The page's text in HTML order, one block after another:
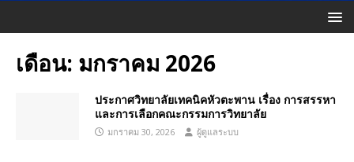
เดือน: มกราคม 2026
ประกาศวิทยาลัยเทคนิคหัวตะพาน เรื่อง การสรรหา
และการเลือกคณะกรรมการวิทยาลัย
มกราคม 30, 2026 ผู้ดูแลระบบ